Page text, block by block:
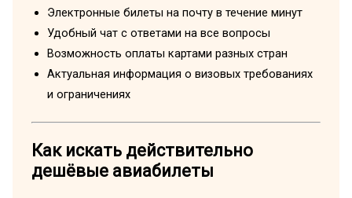
Электронные билеты на почту в течение минут
Удобный чат с ответами на все вопросы
Возможность оплаты картами разных стран
Актуальная информация о визовых требованиях
и ограничениях
Как искать действительно
дешёвые авиабилеты